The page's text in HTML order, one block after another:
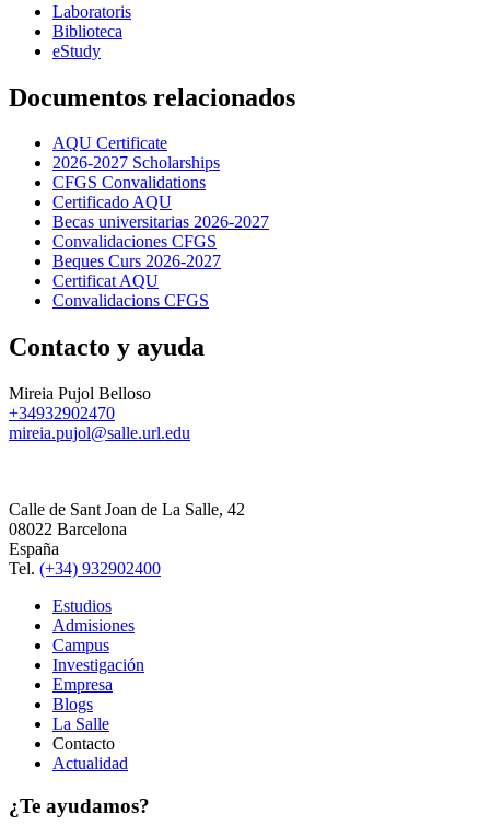
Laboratoris
Biblioteca
eStudy
Documentos relacionados
AQU Certificate
2026-2027 Scholarships
CFGS Convalidations
Certificado AQU
Becas universitarias 2026-2027
Convalidaciones CFGS
Beques Curs 2026-2027
Certificat AQU
Convalidacions CFGS
Contacto y ayuda
Mireia Pujol Belloso
+34932902470
mireia.pujol@salle.url.edu
Calle de Sant Joan de La Salle, 42
08022 Barcelona
España
Tel. (+34) 932902400
Estudios
Admisiones
Campus
Investigación
Empresa
Blogs
La Salle
Contacto
Actualidad
¿Te ayudamos?